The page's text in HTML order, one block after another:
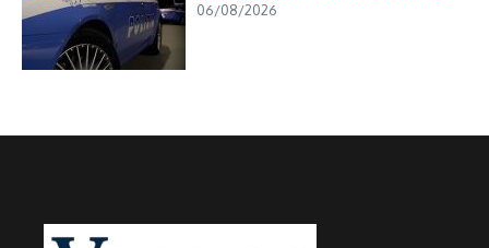
06/08/2026